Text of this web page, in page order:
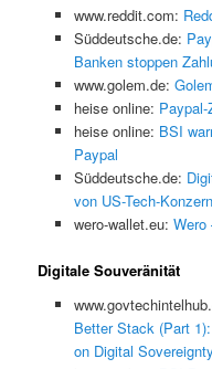
www.reddit.com:
Süddeutsche.de:
Banken stoppen
www.golem.de:
heise online:
heise online: BSI
Paypal
Süddeutsche.de:
von US-Tech-
wero-wallet.eu: Wero
Digitale Souveränität
Better Stack (Part
on Digital